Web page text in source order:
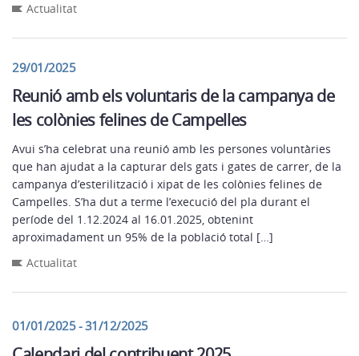
Actualitat
29/01/2025
Reunió amb els voluntaris de la campanya de
les colònies felines de Campelles
Avui s’ha celebrat una reunió amb les persones voluntàries
que han ajudat a la capturar dels gats i gates de carrer, de la
campanya d’esterilització i xipat de les colònies felines de
Campelles. S’ha dut a terme l’execució del pla durant el
període del 1.12.2024 al 16.01.2025, obtenint
aproximadament un 95% de la població total […]
Actualitat
01/01/2025 - 31/12/2025